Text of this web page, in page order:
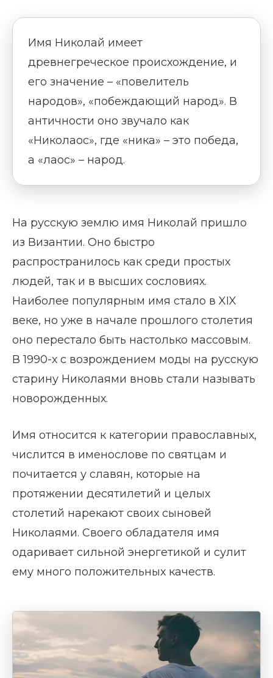
Имя Николай имеет
древнегреческое происхождение, и
его значение – «повелитель
народов», «побеждающий народ». В
античности оно звучало как
«Николаос», где «ника» – это победа,
а «лаос» – народ.
На русскую землю имя Николай пришло
из Византии. Оно быстро
распространилось как среди простых
людей, так и в высших сословиях.
Наиболее популярным имя стало в XIX
веке, но уже в начале прошлого столетия
оно перестало быть настолько массовым.
В 1990-х с возрождением моды на русскую
старину Николаями вновь стали называть
новорожденных.
Имя относится к категории православных,
числится в именослове по святцам и
почитается у славян, которые на
протяжении десятилетий и целых
столетий нарекают своих сыновей
Николаями. Своего обладателя имя
одаривает сильной энергетикой и сулит
ему много положительных качеств.